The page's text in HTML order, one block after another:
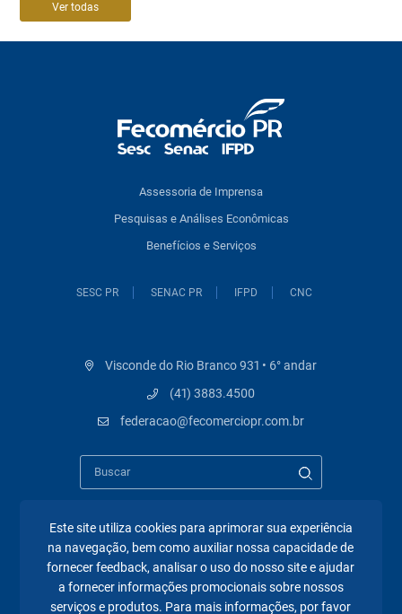
Ver todas
Assessoria de Imprensa
Pesquisas e Análises Econômicas
Benefícios e Serviços
SESC PR SENAC PR IFPD CNC
Visconde do Rio Branco 931 • 6° andar
(41) 3883.4500
federacao@fecomerciopr.com.br
Páginas mais visitadas
A Fecomércio PR
Este site utiliza cookies para aprimorar sua experiência
na navegação, bem como auxiliar nossa capacidade de
fornecer feedback, analisar o uso do nosso site e ajudar
a fornecer informações promocionais sobre nossos
serviços e produtos. Para mais informações, por favor